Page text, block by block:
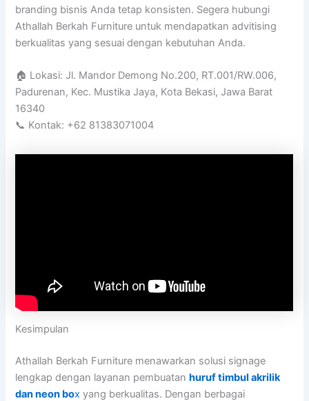
branding bisnis Anda tetap konsisten. Segera hubungi
Athallah Berkah Furniture untuk mendapatkan advitising
berkualitas yang sesuai dengan kebutuhan Anda.
🏠 Lokasi: Jl. Mandor Demong No.200, RT.001/RW.006,
Padurenan, Kec. Mustika Jaya, Kota Bekasi, Jawa Barat
16340
📞 Kontak: +62 81383071004
Kesimpulan
Athallah Berkah Furniture menawarkan solusi signage
lengkap dengan layanan pembuatanhuruf timbul akrilik
dan neon box yang berkualitas. Dengan berbagai